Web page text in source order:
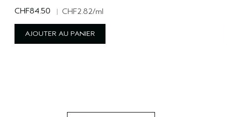
CHF84.50 | CHF2.82/ml
AJOUTER AU PANIER